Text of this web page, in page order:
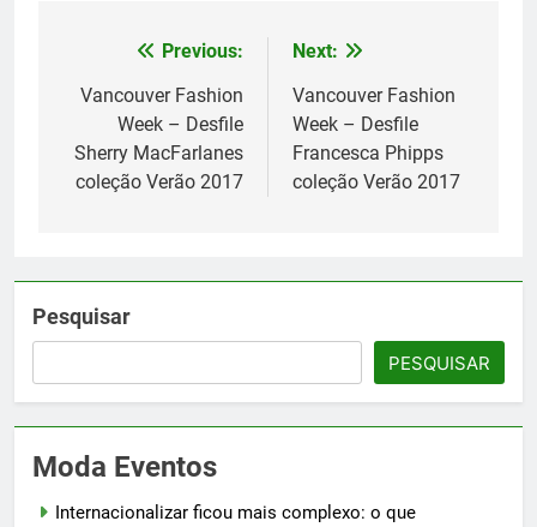
Navegação
de
Post
Previous:
Vancouver Fashion
Week – Desfile
Sherry MacFarlanes
coleção Verão 2017
Next:
Vancouver Fashion
Week – Desfile
Francesca Phipps
coleção Verão 2017
Pesquisar
PESQUISAR
Moda Eventos
Internacionalizar ficou mais complexo: o que